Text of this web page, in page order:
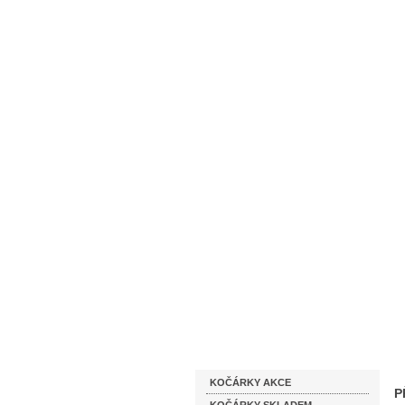
KOČÁRKY AKCE